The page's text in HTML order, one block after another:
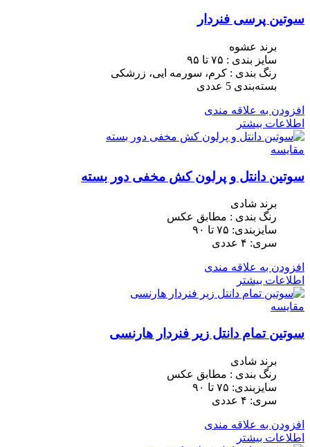
سوتین پرسی فنردار
برند عشوه
سایز بندی : ٧۵ تا ٩۵
رنگ بندی : کرم، سورمه ایی، زرشکی
بسته‌بندی 5 عددی
افزودن به علاقه مندی
اطلاعات بیشتر
مقایسه
سوتین دانتل و پرلون کش مخفی دور بسته
برند شادی
رنگ بندی : مطابق عکس
سایزبندی: ٧۵ تا ٩٠
سری: ۴ عددی
افزودن به علاقه مندی
اطلاعات بیشتر
مقایسه
سوتین تمام دانتل زیر فنردار هارنسی
برند شادی
رنگ بندی : مطابق عکس
سایزبندی: ٧۵ تا ٩٠
سری: ۴ عددی
افزودن به علاقه مندی
اطلاعات بیشتر